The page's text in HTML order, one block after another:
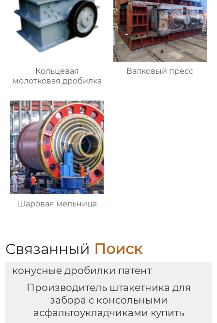
Кольцевая
молотковая дробилка
Валковый пресс
Шаровая мельница
Связанный Поиск
конусные дробилки патент
Производитель штакетника для
забора с консольными
асфальтоукладчиками купить